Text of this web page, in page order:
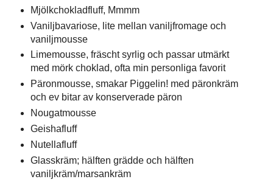
Mjölkchokladfluff, Mmmm
Vaniljbavariose, lite mellan vaniljfromage och
vaniljmousse
Limemousse, fräscht syrlig och passar utmärkt
med mörk choklad, ofta min personliga favorit
Päronmousse, smakar Piggelin! med päronkräm
och ev bitar av konserverade päron
Nougatmousse
Geishafluff
Nutellafluff
Glasskräm; hälften grädde och hälften
vaniljkräm/marsankräm